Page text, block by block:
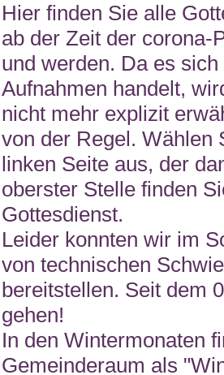
Hier finden Sie alle
ab der Zeit der corona-
und werden. Da es
Aufnahmen handelt,
nicht mehr explizit
von der Regel. Wählen
linken Seite aus, der
oberster Stelle finden
Gottesdienst.
Leider konnten wir im
von technischen
bereitstellen. Seit dem
gehen!
In den Wintermonaten
Gemeinderaum als